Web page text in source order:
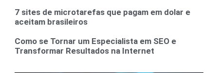
7 sites de microtarefas que pagam em dolar e
aceitam brasileiros
Como se Tornar um Especialista em SEO e
Transformar Resultados na Internet